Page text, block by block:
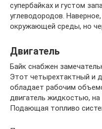
супербайках и густом
углеводородов.
окружающей среды, но
Двигатель
Байк снабжен
Этот четырехтактный и
обладает рабочим
двигатель жидкостью, на
Подающая топливо